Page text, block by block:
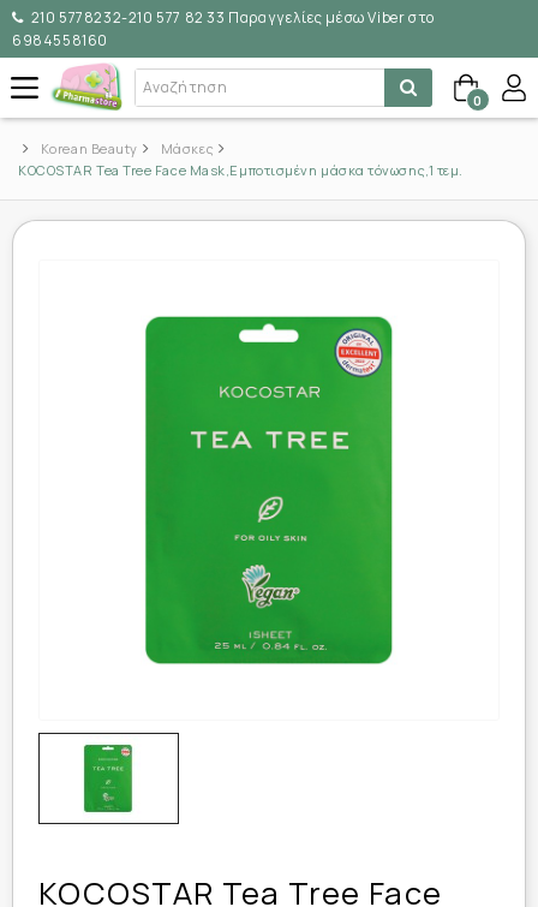
210 5778232-210 577 82 33 Παραγγελίες μέσω Viber στο
6984558160
0
Korean Beauty
Μάσκες
KOCOSTAR Tea Tree Face Mask,Εμποτισμένη μάσκα τόνωσης,1 τεμ.
KOCOSTAR Tea Tree Face